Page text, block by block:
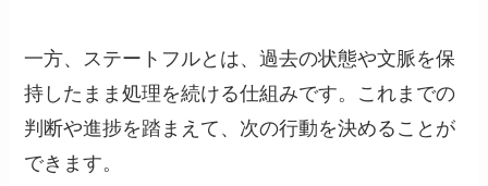
一方、ステートフルとは、過去の状態や文脈を保
持したまま処理を続ける仕組みです。これまでの
判断や進捗を踏まえて、次の行動を決めることが
できます。